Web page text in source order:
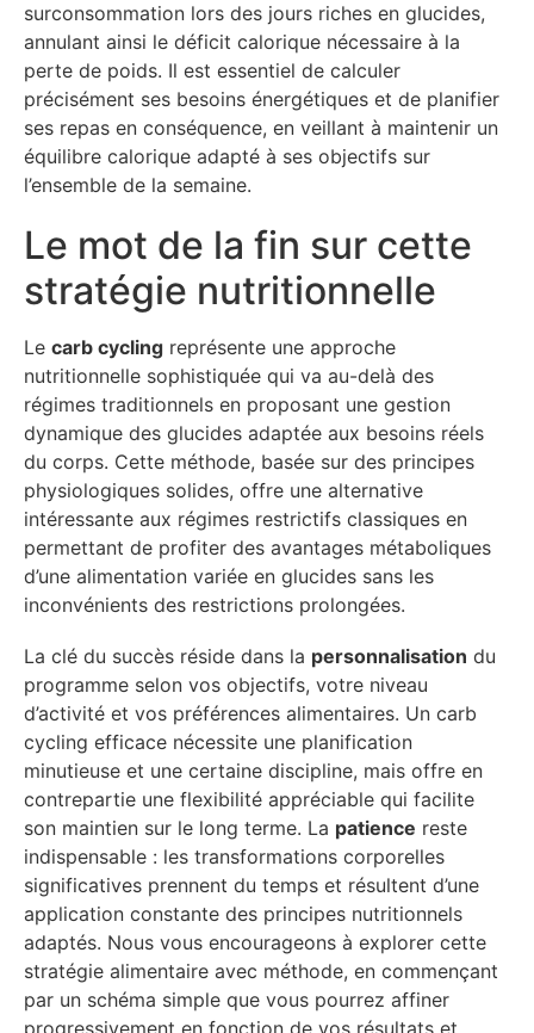
surconsommation lors des jours riches en glucides,
annulant ainsi le déficit calorique nécessaire à la
perte de poids. Il est essentiel de calculer
précisément ses besoins énergétiques et de planifier
ses repas en conséquence, en veillant à maintenir un
équilibre calorique adapté à ses objectifs sur
l’ensemble de la semaine.
Le mot de la fin sur cette
stratégie nutritionnelle
Le carb cycling représente une approche
nutritionnelle sophistiquée qui va au-delà des
régimes traditionnels en proposant une gestion
dynamique des glucides adaptée aux besoins réels
du corps. Cette méthode, basée sur des principes
physiologiques solides, offre une alternative
intéressante aux régimes restrictifs classiques en
permettant de profiter des avantages métaboliques
d’une alimentation variée en glucides sans les
inconvénients des restrictions prolongées.
La clé du succès réside dans la personnalisation du
programme selon vos objectifs, votre niveau
d’activité et vos préférences alimentaires. Un carb
cycling efficace nécessite une planification
minutieuse et une certaine discipline, mais offre en
contrepartie une flexibilité appréciable qui facilite
son maintien sur le long terme. La patience reste
indispensable : les transformations corporelles
significatives prennent du temps et résultent d’une
application constante des principes nutritionnels
adaptés. Nous vous encourageons à explorer cette
stratégie alimentaire avec méthode, en commençant
par un schéma simple que vous pourrez affiner
progressivement en fonction de vos résultats et